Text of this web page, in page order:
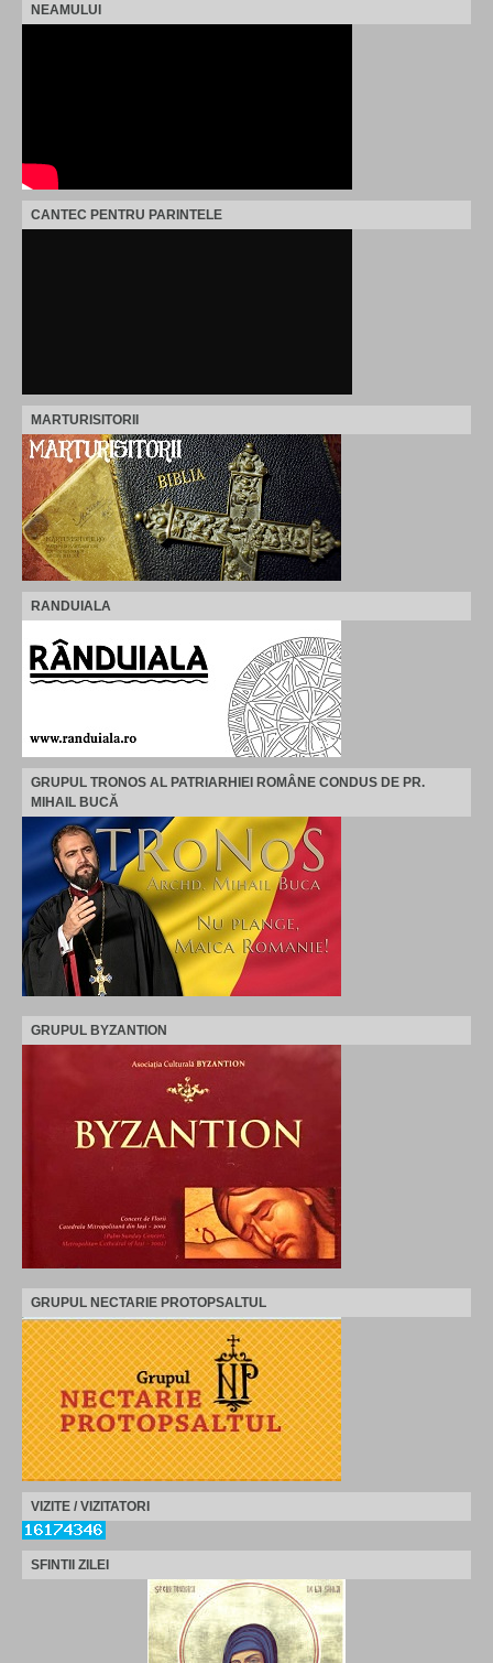
NEAMULUI
CANTEC PENTRU PARINTELE
MARTURISITORII
RANDUIALA
GRUPUL TRONOS AL PATRIARHIEI ROMÂNE CONDUS DE PR.
MIHAIL BUCĂ
GRUPUL BYZANTION
GRUPUL NECTARIE PROTOPSALTUL
VIZITE / VIZITATORI
SFINTII ZILEI